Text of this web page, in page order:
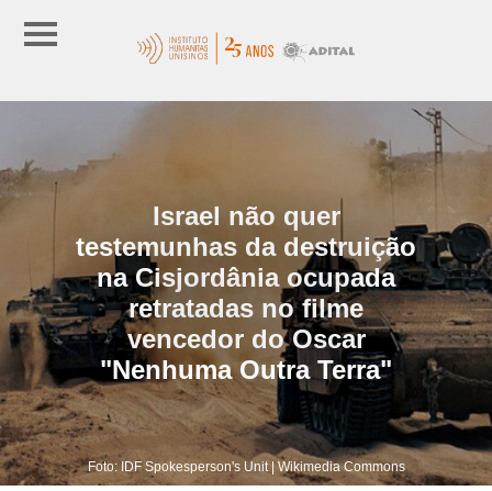
Israel não quer
testemunhas da destruição
na Cisjordânia ocupada
retratadas no filme
vencedor do Oscar
"Nenhuma Outra Terra"
Foto: IDF Spokesperson's Unit | Wikimedia Commons